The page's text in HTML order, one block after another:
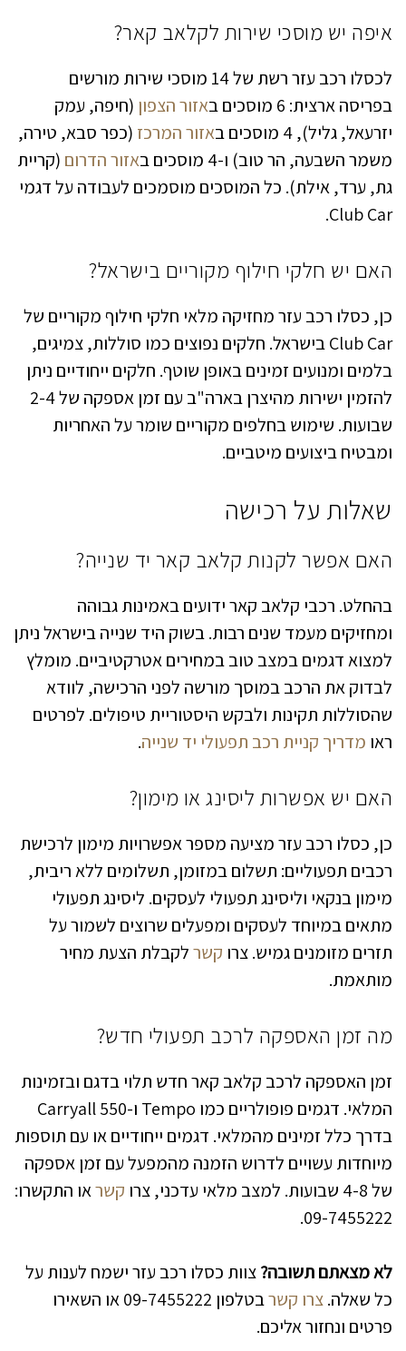
איפה יש מוסכי שירות לקלאב קאר?
לכסלו רכב עזר רשת של 14 מוסכי שירות מורשים
בפריסה ארצית: 6 מוסכים ב
אזור הצפון (חיפה, עמק
יזרעאל, גליל), 4 מוסכים ב
אזור המרכז (כפר סבא, טירה,
משמר השבעה, הר טוב) ו-4 מוסכים ב
אזור הדרום (קריית
גת, ערד, אילת). כל המוסכים מוסמכים לעבודה על דגמי
Club Car.
האם יש חלקי חילוף מקוריים בישראל?
כן, כסלו רכב עזר מחזיקה מלאי חלקי חילוף מקוריים של
Club Car בישראל. חלקים נפוצים כמו סוללות, צמיגים,
בלמים ומנועים זמינים באופן שוטף. חלקים ייחודיים ניתן
להזמין ישירות מהיצרן בארה"ב עם זמן אספקה של 2-4
שבועות. שימוש בחלפים מקוריים שומר על האחריות
ומבטיח ביצועים מיטביים.
שאלות על רכישה
האם אפשר לקנות קלאב קאר יד שנייה?
בהחלט. רכבי קלאב קאר ידועים באמינות גבוהה
ומחזיקים מעמד שנים רבות. בשוק היד שנייה בישראל ניתן
למצוא דגמים במצב טוב במחירים אטרקטיביים. מומלץ
לבדוק את הרכב במוסך מורשה לפני הרכישה, לוודא
שהסוללות תקינות ולבקש היסטוריית טיפולים. לפרטים
ראו מדריך קניית רכב תפעולי יד שנייה.
האם יש אפשרות ליסינג או מימון?
כן, כסלו רכב עזר מציעה מספר אפשרויות מימון לרכישת
רכבים תפעוליים: תשלום במזומן, תשלומים ללא ריבית,
מימון בנקאי וליסינג תפעולי לעסקים. ליסינג תפעולי
מתאים במיוחד לעסקים ומפעלים שרוצים לשמור על
תזרים מזומנים גמיש. צרו קשרלקבלת הצעת מחיר
מותאמת.
מה זמן האספקה לרכב תפעולי חדש?
זמן האספקה לרכב קלאב קאר חדש תלוי בדגם ובזמינות
המלאי. דגמים פופולריים כמו Tempo ו-Carryall 550
בדרך כלל זמינים מהמלאי. דגמים ייחודיים או עם תוספות
מיוחדות עשויים לדרוש הזמנה מהמפעל עם זמן אספקה
של 4-8 שבועות. למצב מלאי עדכני, צרו
קשראו התקשרו:
09-7455222.
לא מצאתם תשובה?צוות כסלו רכב עזר ישמח לענות על
כל שאלה.צרו קשר
בטלפון 09-7455222 או השאירו
פרטים ונחזור אליכם.